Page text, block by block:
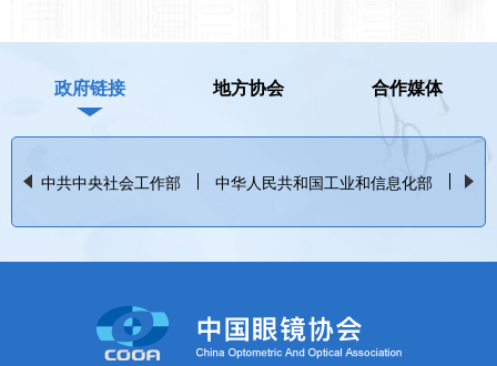
政府链接 地方协会 合作媒体
中共中央社会工作部 中华人民共和国工业和信息化部 中